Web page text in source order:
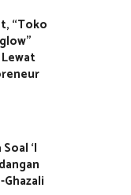
“Toko
‘I